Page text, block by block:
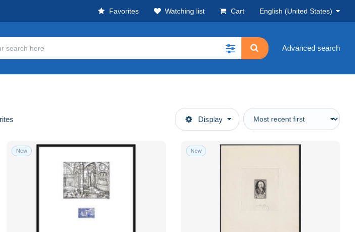
Favorites Watching list Cart English (United States)
Advanced search
Display
New New